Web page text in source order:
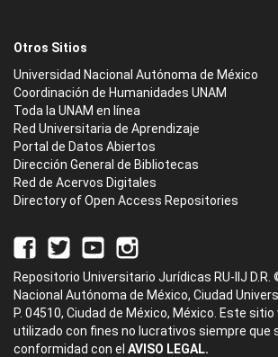
Otros Sitios
Universidad Nacional Autónoma de México
Coordinación de Humanidades UNAM
Toda la UNAM en línea
Red Universitaria de Aprendizaje
Portal de Datos Abiertos
Dirección General de Bibliotecas
Red de Acervos Digitales
Directory of Open Access Repositories
Repositorio Universitario Jurídicas RU-IIJ D.R.
Nacional Autónoma de México, Ciudad
P. 04510, Ciudad de México, México. Este
utilizado con fines no lucrativos siempre que
conformidad con el AVISO LEGAL.